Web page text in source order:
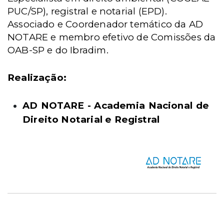
PUC/SP), registral e notarial (EPD).
Associado e Coordenador temático da AD
NOTARE e membro efetivo de Comissões da
OAB-SP e do Ibradim.
Realização:
AD NOTARE - Academia Nacional de
Direito Notarial e Registral